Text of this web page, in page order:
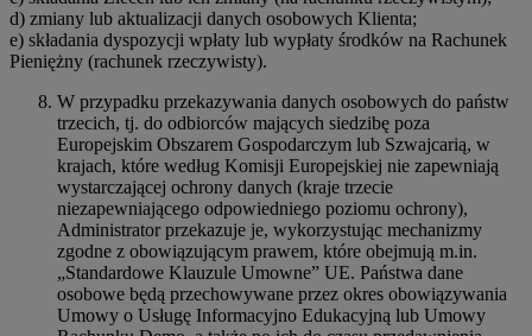
d) zmiany lub aktualizacji danych osobowych Klienta;
e) składania dyspozycji wpłaty lub wypłaty środków na Rachunek
Pieniężny (rachunek rzeczywisty).
W przypadku przekazywania danych osobowych do państw
trzecich, tj. do odbiorców mających siedzibę poza
Europejskim Obszarem Gospodarczym lub Szwajcarią, w
krajach, które według Komisji Europejskiej nie zapewniają
wystarczającej ochrony danych (kraje trzecie
niezapewniającego odpowiedniego poziomu ochrony),
Administrator przekazuje je, wykorzystując mechanizmy
zgodne z obowiązującym prawem, które obejmują m.in.
„Standardowe Klauzule Umowne” UE. Państwa dane
osobowe będą przechowywane przez okres obowiązywania
Umowy o Usługę Informacyjno Edukacyjną lub Umowy